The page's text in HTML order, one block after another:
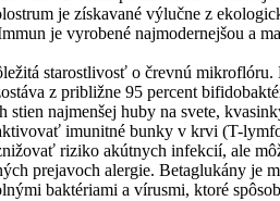
je získavané výlučne z
je vyrobené najmodernejšou a
starostlivosť o črevnú
z približne 95 percent
najmenšej huby na svete,
imunitné bunky v krvi (T-
riziko akútnych infekcií, ale
prejavoch alergie. Betaglukány je
baktériami a vírusmi, ktoré